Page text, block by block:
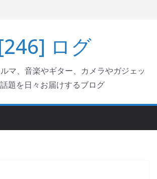
ログ
マ、音楽やギター、カメラやガジェッ
話題を日々お届けするブログ